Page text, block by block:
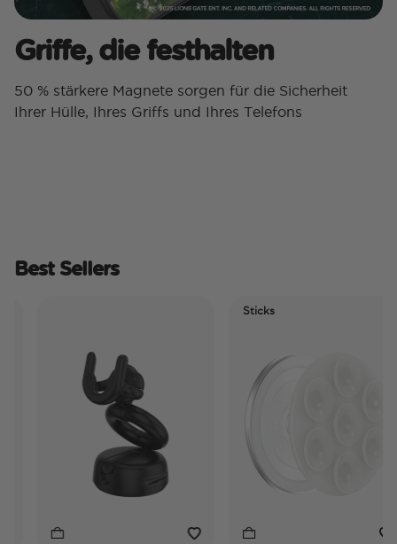
Griffe, die festhalten
50 % stärkere Magnete sorgen für die Sicherheit
Ihrer Hülle, Ihres Griffs und Ihres Telefons
Best Sellers
Sticks